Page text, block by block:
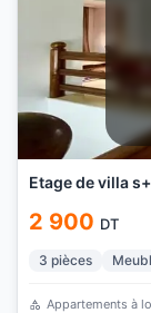
Etage de villa
2 900 DT
3 pièces
Appartements à